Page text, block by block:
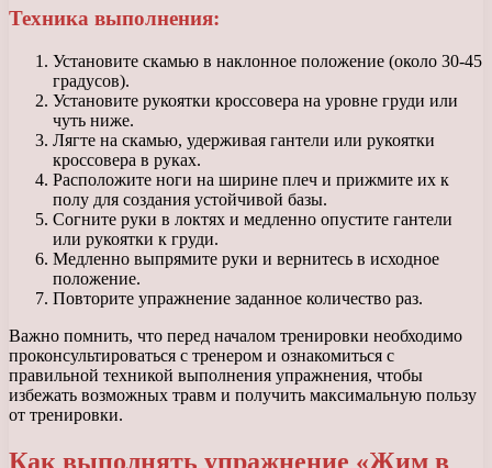
Техника выполнения:
Установите скамью в наклонное положение (около 30-45
градусов).
Установите рукоятки кроссовера на уровне груди или
чуть ниже.
Лягте на скамью, удерживая гантели или рукоятки
кроссовера в руках.
Расположите ноги на ширине плеч и прижмите их к
полу для создания устойчивой базы.
Согните руки в локтях и медленно опустите гантели
или рукоятки к груди.
Медленно выпрямите руки и вернитесь в исходное
положение.
Повторите упражнение заданное количество раз.
Важно помнить, что перед началом тренировки необходимо
проконсультироваться с тренером и ознакомиться с
правильной техникой выполнения упражнения, чтобы
избежать возможных травм и получить максимальную пользу
от тренировки.
Как выполнять упражнение «Жим в